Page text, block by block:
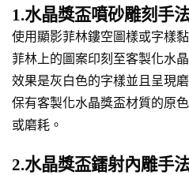
1.水晶獎盃噴砂雕刻手
使用顯影菲林鏤空圖樣或字樣
菲林上的圖案印刻至客製化水
效果是灰白色的字樣並且呈現
保有客製化水晶獎盃材質的原
或磨耗。
2.水晶獎盃鐳射內雕手